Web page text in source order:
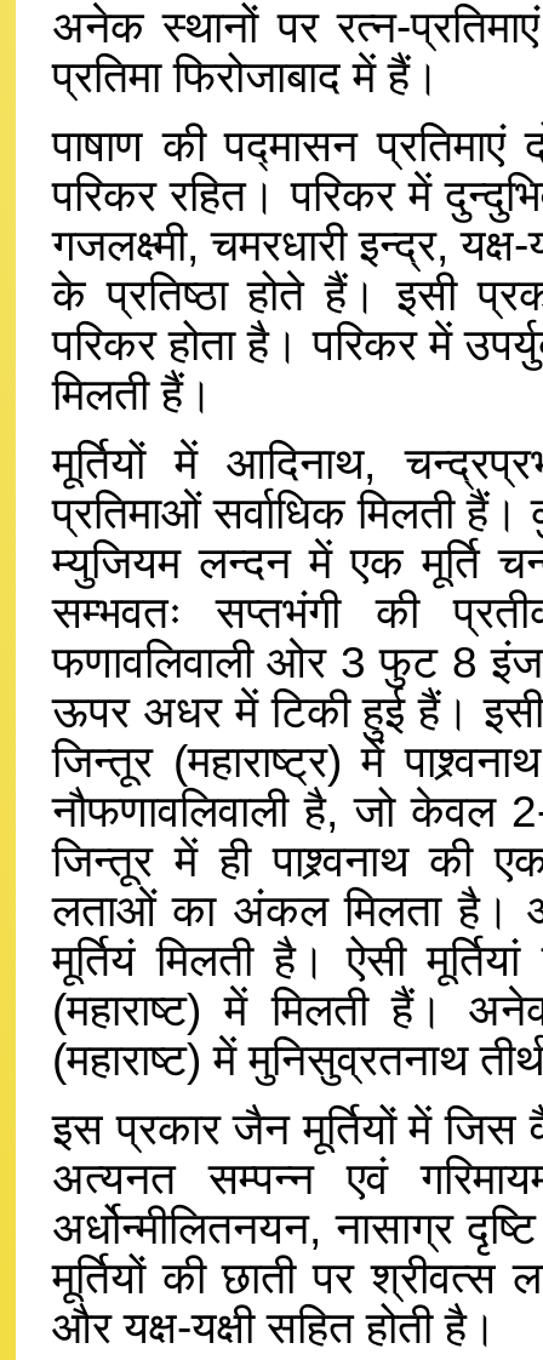
अनेक स्थानों पर रत्न-
प्रतिमा फिरोजाबाद में हैं।
पाषाण की पद्मासन
परिकर रहित। परिकर में
गजलक्ष्मी, चमरधारी इन्द्र,
के प्रतिष्ठा होते हैं। इसी
परिकर होता है। परिकर में
मिलती हैं।
मूर्तियों में आदिनाथ,
प्रतिमाओं सर्वाधिक मिलती
म्युजियम लन्दन में एक मूर्ति
सम्भवतः सप्तभंगी की
फणावलिवाली ओर 3 फुट 8
ऊपर अधर में टिकी हुई हैं।
जिन्तूर (महाराष्ट्र) में
नौफणावलिवाली है, जो केवल
जिन्तूर में ही पाश्र्वनाथ की
लताओं का अंकल मिलता है।
मूर्तियं मिलती है। ऐसी
(महाराष्ट) में मिलती हैं।
(महाराष्ट) में मुनिसुव्रतनाथ
इस प्रकार जैन मूर्तियों में
अत्यनत सम्पन्न एवं
अर्धोन्मीलितनयन, नासाग्र
मूर्तियों की छाती पर श्रीवत्स
और यक्ष-यक्षी सहित होती है।